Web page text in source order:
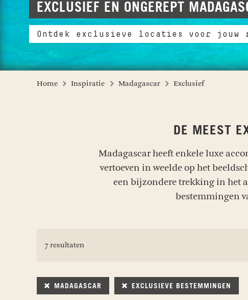
EXCLUSIEF EN ONGEREPT
Ontdek exclusieve locaties voor jouw
Home Inspiratie Madagascar Exclusief
DE MEEST
Madagascar heeft enkele luxe
vertoeven in weelde op het
een bijzondere trekking in het
bestemmingen
7 resultaten
MADAGASCAR EXCLUSIEVE BESTEMMINGEN